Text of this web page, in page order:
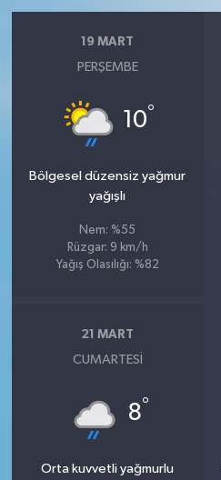
19 MART
PERŞEMBE
10°
Bölgesel düzensiz yağmur
yağışlı
Nem: %55
Rüzgar: 9 km/h
Yağış Olasılığı: %82
21 MART
CUMARTESI
8°
Orta kuvvetli yağmurlu